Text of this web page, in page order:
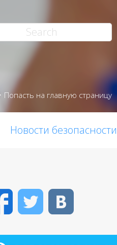
Попасть на главную страницу
Новости безопасности
FacebookTwitter